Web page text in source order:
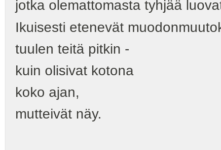
jotka olemattomasta tyhjää
Ikuisesti etenevät
tuulen teitä pitkin -
kuin olisivat kotona
koko ajan,
mutteivät näy.